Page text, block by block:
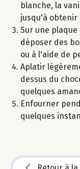
blanche, la
jusqu'à obtenir
Sur une
déposer des
ou à l'aide de
Aplatir
dessus du
quelques
Enfourner
quelques